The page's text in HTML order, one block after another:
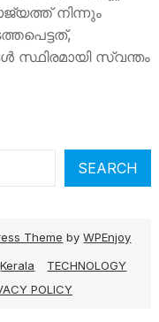
നിന്നും
സ്ഥിരമായി സ്വന്തം
SEARCH
Theme byWPEnjoy
Kerala
TECHNOLOGY
POLICY